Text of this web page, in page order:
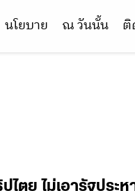
นโยบาย ณ วันนั้น
ไตย ไม่เอารัฐประ